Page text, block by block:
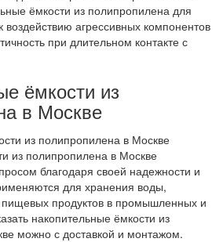
ёмкости из полипропилена для
воздействию агрессивных компонентов
при длительном контакте с
ёмкости из
в Москве
из полипропилена в Москве
благодаря своей надежности и
для хранения воды,
продуктов в промышленных и
накопительные ёмкости из
можно с доставкой и монтажом.